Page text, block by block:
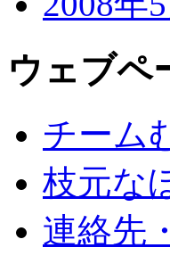
ウェブペ
チーム
枝元な
連絡先